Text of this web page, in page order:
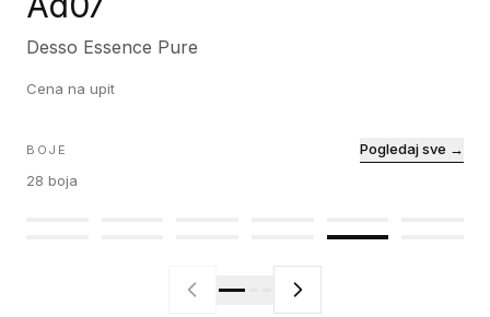
Desso Essence Pure
Cena na upit
BOJE
28 boja
Pogledaj sve →